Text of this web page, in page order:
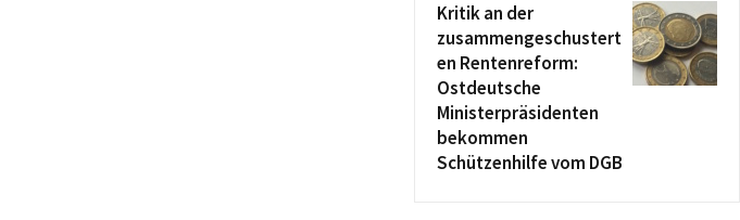
Kritik an der
zusammengeschustert
en Rentenreform:
Ostdeutsche
Ministerpräsidenten
bekommen
Schützenhilfe vom DGB